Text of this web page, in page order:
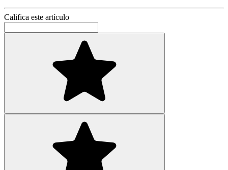
Califica este artículo